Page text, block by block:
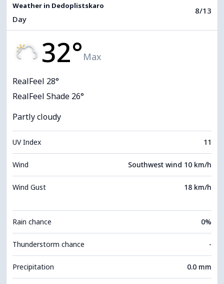
Weather in Dedoplistskaro
Day
8/13
32° Max
RealFeel 28°
RealFeel Shade 26°
Partly cloudy
UV Index 11
Wind Southwest wind 10 km/h
Wind Gust 18 km/h
Rain chance 0%
Thunderstorm chance -
Precipitation 0.0 mm